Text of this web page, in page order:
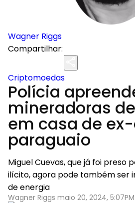
Wagner Riggs
Compartilhar:
Criptomoedas
Polícia
mineradoras
em casa de
paraguaio
Miguel Cuevas, que já foi preso
ilícito, agora pode também ser
de energia
Wagner Riggs maio 20, 2024, 5:07PM